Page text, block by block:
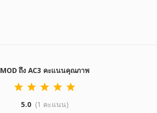
MOD ถึง AC3 คะแนนคุณภาพ
5.0 (1 คะแนน)